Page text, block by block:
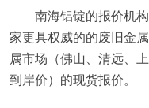
南海铝锭的报价机
家更具权威的的废旧金
属市场（佛山、清远、
到岸价）的现货报价。